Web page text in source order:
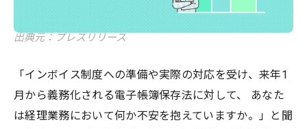
出典元：プレスリリース
「インボイス制度への準備や実際の対応を受け、来年1
月から義務化される電子帳簿保存法に対して、 あなた
は経理業務において何か不安を抱えていますか。」と聞